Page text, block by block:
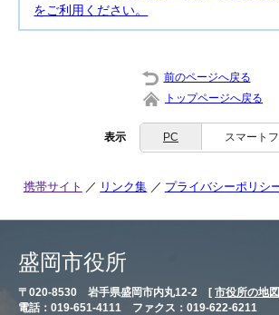
をご利用ください。
前のページへ戻る
トップページへ戻る
表示 PC スマート
携帯サイト リンク集 プライバシーポリシ
盛岡市役所
〒020-8530 岩手県盛岡市内丸12-2 [ 市役所の地図
電話：019-651-4111 ファクス：019-622-6211